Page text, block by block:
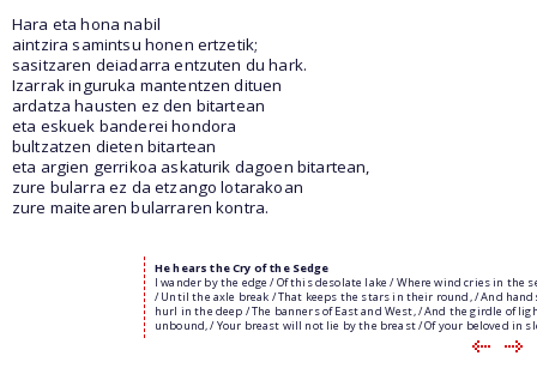
Hara eta hona nabil
aintzira samintsu honen ertzetik;
sasitzaren deiadarra entzuten du hark.
Izarrak inguruka mantentzen dituen
ardatza hausten ez den bitartean
eta eskuek banderei hondora
bultzatzen dieten bitartean
eta argien gerrikoa askaturik dagoen bitartean,
zure bularra ez da etzango lotarakoan
zure maitearen bularraren kontra.
He hears the Cry of the Sedge
I wander by the edge / Of this desolate lake / Where wind cries in the
/ Until the axle break / That keeps the stars in their round, / And
hurl in the deep / The banners of East and West, / And the girdle of
unbound, / Your breast will not lie by the breast / Of your beloved in